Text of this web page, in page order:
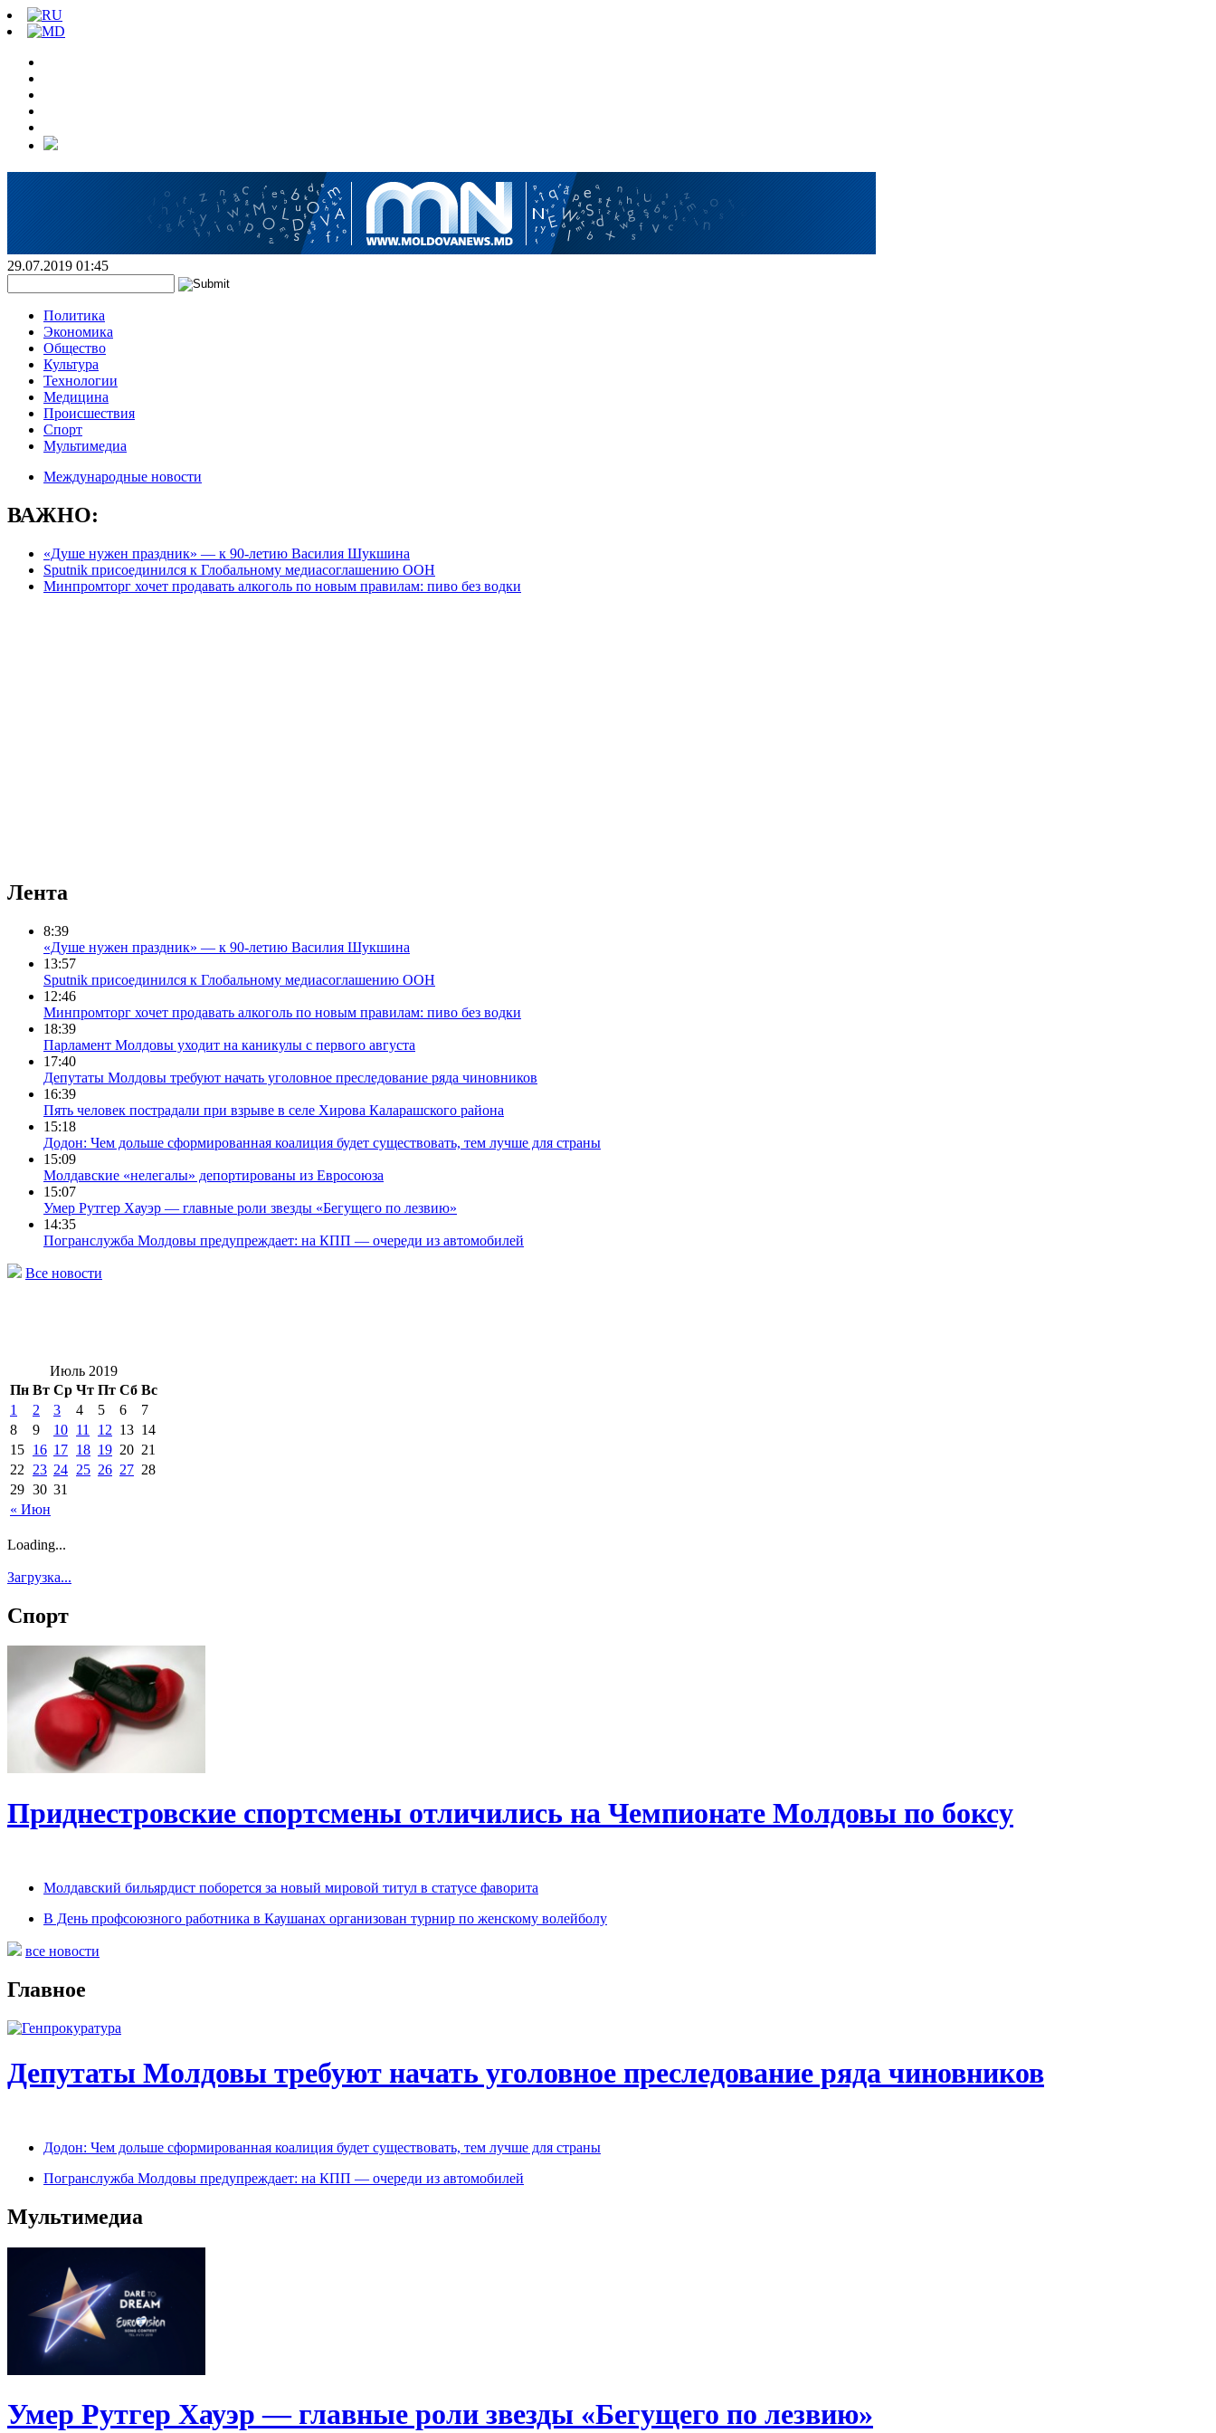
29.07.2019 01:45
Политика
Экономика
Общество
Культура
Технологии
Медицина
Происшествия
Спорт
Мультимедиа
Международные новости
ВАЖНО:
«Душе нужен праздник» — к 90-летию Василия Шукшина
Sputnik присоединился к Глобальному медиасоглашению ООН
Минпромторг хочет продавать алкоголь по новым правилам: пиво без водки
Лента
8:39
«Душе нужен праздник» — к 90-летию Василия Шукшина
13:57
Sputnik присоединился к Глобальному медиасоглашению ООН
12:46
Минпромторг хочет продавать алкоголь по новым правилам: пиво без водки
18:39
Парламент Молдовы уходит на каникулы с первого августа
17:40
Депутаты Молдовы требуют начать уголовное преследование ряда чиновников
16:39
Пять человек пострадали при взрыве в селе Хирова Каларашского района
15:18
Додон: Чем дольше сформированная коалиция будет существовать, тем лучше для страны
15:09
Молдавские «нелегалы» депортированы из Евросоюза
15:07
Умер Рутгер Хауэр — главные роли звезды «Бегущего по лезвию»
14:35
Погранслужба Молдовы предупреждает: на КПП — очереди из автомобилей
Все новости
Июль 2019
Пн Вт Ср Чт Пт Сб Вс
« Июн
1 2 3 4 5 6
7
8
9 10 11 12 13 14
15 16 17 18 19 20 21
22
23 24 25 26 27 28
29 30 31
Loading...
Загрузка...
Спорт
Приднестровские спортсмены отличились на Чемпионате Молдовы по боксу
Молдавский бильярдист поборется за новый мировой титул в статусе фаворита
В День профсоюзного работника в Каушанах организован турнир по женскому волейболу
все новости
Главное
Депутаты Молдовы требуют начать уголовное преследование ряда чиновников
Додон: Чем дольше сформированная коалиция будет существовать, тем лучше для страны
Погранслужба Молдовы предупреждает: на КПП — очереди из автомобилей
Мультимедиа
Умер Рутгер Хауэр — главные роли звезды «Бегущего по лезвию»